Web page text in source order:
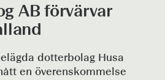
AB förvärvar
dotterbolag Husa
en överenskommelse